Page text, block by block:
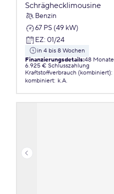
Schräghecklimousine
Benzin
67 PS (49 kW)
EZ: 01/24
in 4 bis 8 Wochen
Finanzierungsdetails:48 Monate
6.925 € Schlusszahlung
Kraftstoffverbrauch (kombiniert):
kombiniert: k.A.